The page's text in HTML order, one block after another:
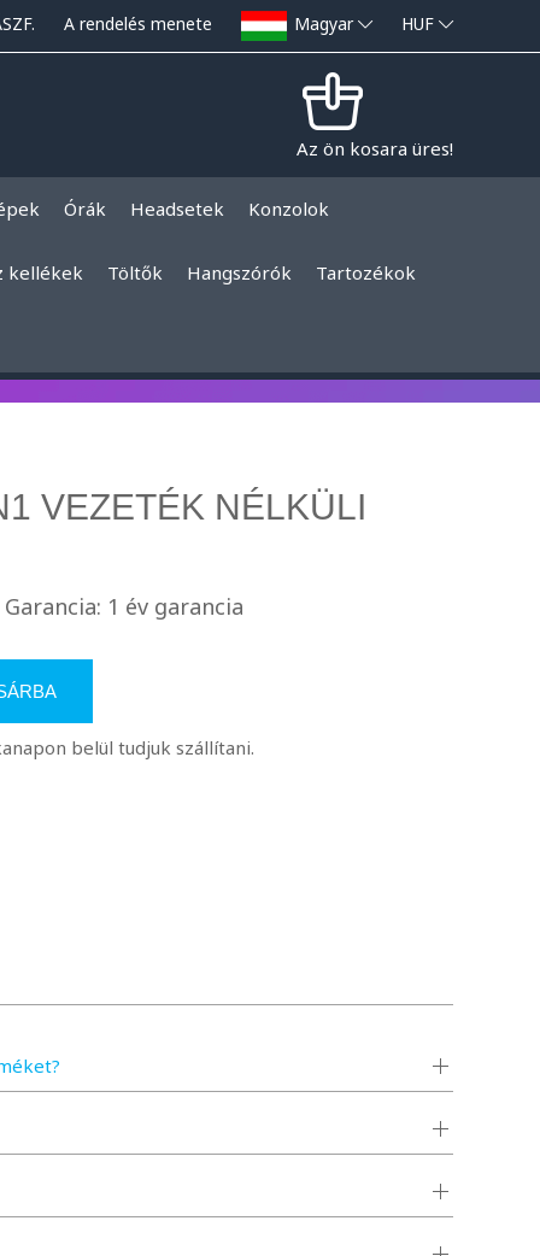
A rendelés menete Magyar HUF
Az ön kosara üres!
Órák Headsetek Konzolok
kellékek Töltők Hangszórók Tartozékok
VEZETÉK NÉLKÜLI
Garancia: 1 év garancia
belül tudjuk szállítani.